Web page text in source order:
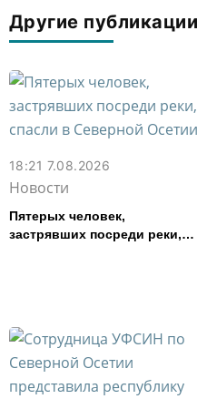
Другие публикации
18:21 7.08.2026
Новости
Пятерых человек,
застрявших посреди реки,